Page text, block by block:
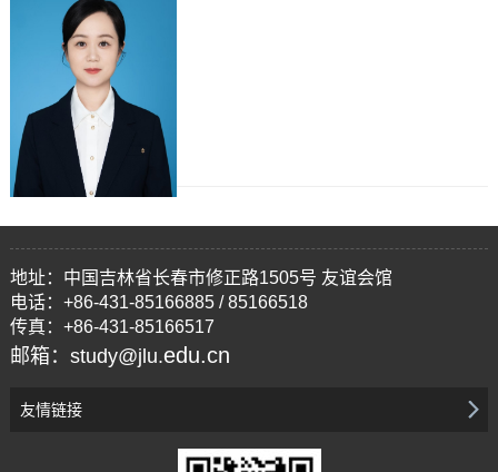
地址：中国吉林省长春市修正路1505号 友谊会馆
电话：+86-431-85166885 / 85166518
传真：+86-431-85166517
邮箱：study@jlu.edu.cn
友情链接